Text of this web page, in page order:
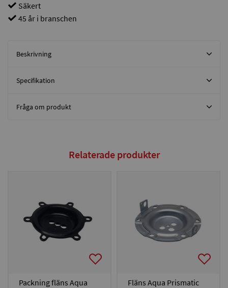
Säkert
45 år i branschen
Beskrivning
Specifikation
Fråga om produkt
Relaterade produkter
Packning fläns Aqua
Fläns Aqua Prismatic